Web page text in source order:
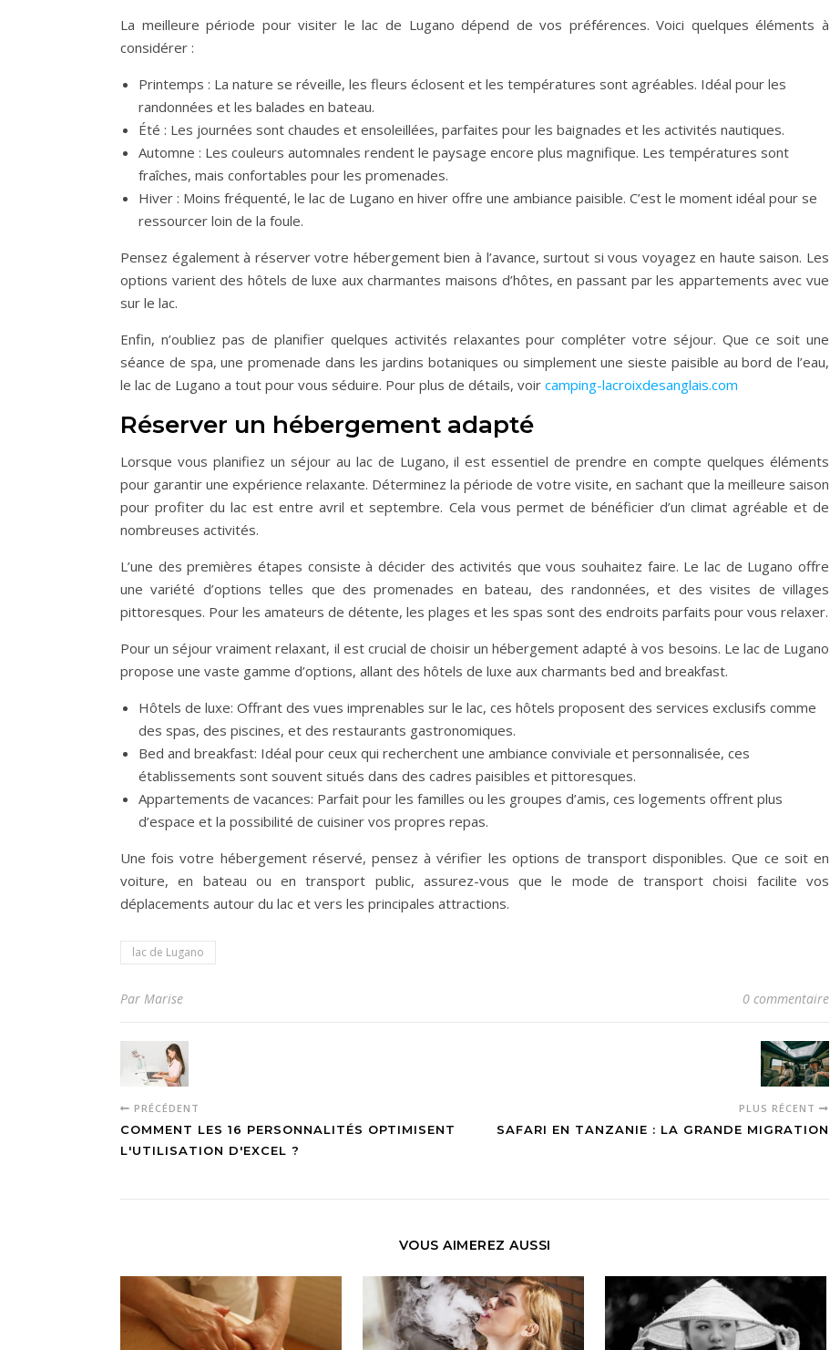
La meilleure période pour visiter le lac de Lugano dépend de vos préférences. Voici quelques éléments à
considérer :
Printemps : La nature se réveille, les fleurs éclosent et les températures sont agréables. Idéal pour les
randonnées et les balades en bateau.
Été : Les journées sont chaudes et ensoleillées, parfaites pour les baignades et les activités nautiques.
Automne : Les couleurs automnales rendent le paysage encore plus magnifique. Les températures sont
fraîches, mais confortables pour les promenades.
Hiver : Moins fréquenté, le lac de Lugano en hiver offre une ambiance paisible. C’est le moment idéal pour se
ressourcer loin de la foule.
Pensez également à réserver votre hébergement bien à l’avance, surtout si vous voyagez en haute saison. Les
options varient des hôtels de luxe aux charmantes maisons d’hôtes, en passant par les appartements avec vue
sur le lac.
Enfin, n’oubliez pas de planifier quelques activités relaxantes pour compléter votre séjour. Que ce soit une
séance de spa, une promenade dans les jardins botaniques ou simplement une sieste paisible au bord de l’eau,
le lac de Lugano a tout pour vous séduire. Pour plus de détails, voir camping-lacroixdesanglais.com
Réserver un hébergement adapté
Lorsque vous planifiez un séjour au lac de Lugano, il est essentiel de prendre en compte quelques éléments
pour garantir une expérience relaxante. Déterminez la période de votre visite, en sachant que la meilleure saison
pour profiter du lac est entre avril et septembre. Cela vous permet de bénéficier d’un climat agréable et de
nombreuses activités.
L’une des premières étapes consiste à décider des activités que vous souhaitez faire. Le lac de Lugano offre
une variété d’options telles que des promenades en bateau, des randonnées, et des visites de villages
pittoresques. Pour les amateurs de détente, les plages et les spas sont des endroits parfaits pour vous relaxer.
Pour un séjour vraiment relaxant, il est crucial de choisir un hébergement adapté à vos besoins. Le lac de Lugano
propose une vaste gamme d’options, allant des hôtels de luxe aux charmants bed and breakfast.
Hôtels de luxe: Offrant des vues imprenables sur le lac, ces hôtels proposent des services exclusifs comme
des spas, des piscines, et des restaurants gastronomiques.
Bed and breakfast: Idéal pour ceux qui recherchent une ambiance conviviale et personnalisée, ces
établissements sont souvent situés dans des cadres paisibles et pittoresques.
Appartements de vacances: Parfait pour les familles ou les groupes d’amis, ces logements offrent plus
d’espace et la possibilité de cuisiner vos propres repas.
Une fois votre hébergement réservé, pensez à vérifier les options de transport disponibles. Que ce soit en
voiture, en bateau ou en transport public, assurez-vous que le mode de transport choisi facilite vos
déplacements autour du lac et vers les principales attractions.
lac de Lugano
Par Marise 0 commentaire
PRÉCÉDENT
COMMENT LES 16 PERSONNALITÉS OPTIMISENT
L'UTILISATION D'EXCEL ?
PLUS RÉCENT
SAFARI EN TANZANIE : LA GRANDE MIGRATION
VOUS AIMEREZ AUSSI